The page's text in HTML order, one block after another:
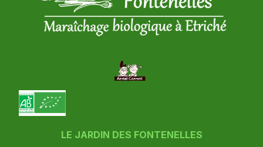
LE JARDIN DES FONTENELLES